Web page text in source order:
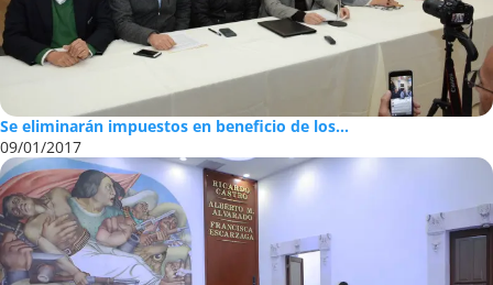
Se eliminarán impuestos en beneficio de los...
09/01/2017